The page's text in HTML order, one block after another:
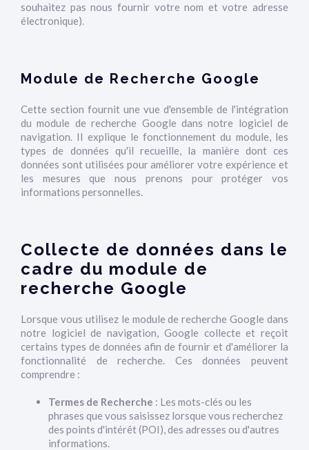
souhaitez pas nous fournir votre nom et votre adresse
électronique).
Module de Recherche Google
Cette section fournit une vue d'ensemble de l'intégration
du module de recherche Google dans notre logiciel de
navigation. Il explique le fonctionnement du module, les
types de données qu'il recueille, la manière dont ces
données sont utilisées pour améliorer votre expérience et
les mesures que nous prenons pour protéger vos
informations personnelles.
Collecte de données dans le
cadre du module de
recherche Google
Lorsque vous utilisez le module de recherche Google dans
notre logiciel de navigation, Google collecte et reçoit
certains types de données afin de fournir et d'améliorer la
fonctionnalité de recherche. Ces données peuvent
comprendre :
Termes de Recherche : Les mots-clés ou les
phrases que vous saisissez lorsque vous recherchez
des points d'intérêt (POI), des adresses ou d'autres
informations.